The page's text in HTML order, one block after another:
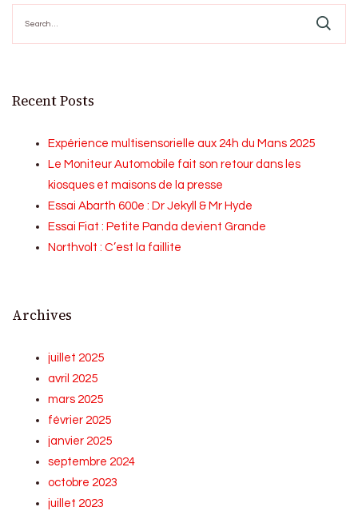
for:
Recent Posts
Expérience multisensorielle aux 24h du Mans 2025
Le Moniteur Automobile fait son retour dans les
kiosques et maisons de la presse
Essai Abarth 600e : Dr Jekyll & Mr Hyde
Essai Fiat : Petite Panda devient Grande
Northvolt : C’est la faillite
Archives
juillet 2025
avril 2025
mars 2025
février 2025
janvier 2025
septembre 2024
octobre 2023
juillet 2023